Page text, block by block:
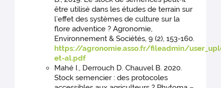
être utilisé dans les études de terrain sur
l’effet des systèmes de culture sur la
flore adventice ? Agronomie,
Environnement & Sociétés, 9 (2), 153-160.
https://agronomie.asso.fr/fileadmin/
et-al.pdf
Mahé I., Derrouch D. Chauvel B. 2020.
Stock semencier : des protocoles